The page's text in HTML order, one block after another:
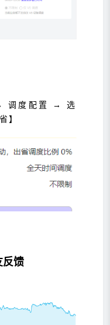
调度配置 → 选
】
反馈